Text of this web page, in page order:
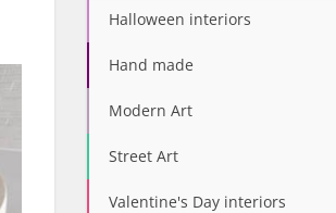
Halloween interiors
Hand made
Modern Art
Street Art
Valentine's Day interiors